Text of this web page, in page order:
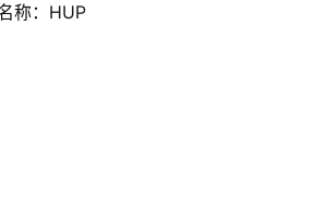
称：HUP